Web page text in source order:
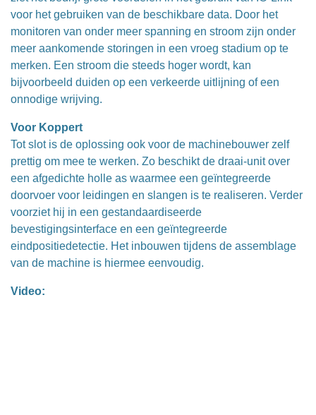
voor het gebruiken van de beschikbare data. Door het
monitoren van onder meer spanning en stroom zijn onder
meer aankomende storingen in een vroeg stadium op te
merken. Een stroom die steeds hoger wordt, kan
bijvoorbeeld duiden op een verkeerde uitlijning of een
onnodige wrijving.
Voor Koppert
Tot slot is de oplossing ook voor de machinebouwer zelf
prettig om mee te werken. Zo beschikt de draai-unit over
een afgedichte holle as waarmee een geïntegreerde
doorvoer voor leidingen en slangen is te realiseren. Verder
voorziet hij in een gestandaardiseerde
bevestigingsinterface en een geïntegreerde
eindpositiedetectie. Het inbouwen tijdens de assemblage
van de machine is hiermee eenvoudig.
Video: